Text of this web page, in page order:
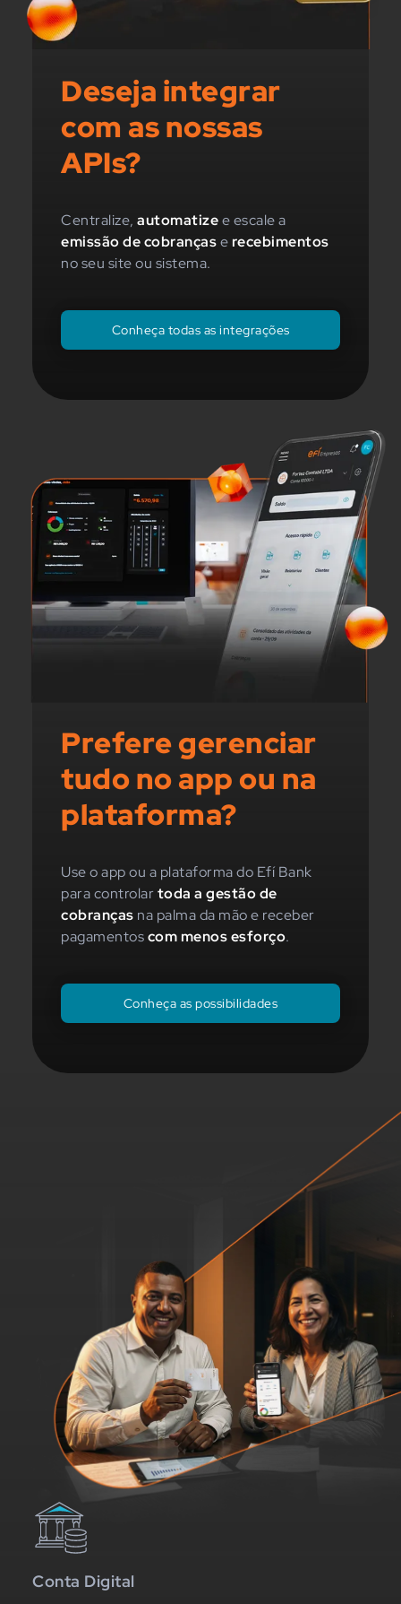
Deseja integrar
com as nossas
APIs?
Centralize, automatizee escale a
emissão de cobrançase recebimentos
no seu site ou sistema.
Conheça todas as integrações
Prefere gerenciar
tudo no app ou na
plataforma?
Use o app ou a plataforma do Efí Bank
para controlartoda a gestão de
cobranças na palma da mão e receber
pagamentoscom menos esforço.
Conheça as possibilidades
Conta Digital